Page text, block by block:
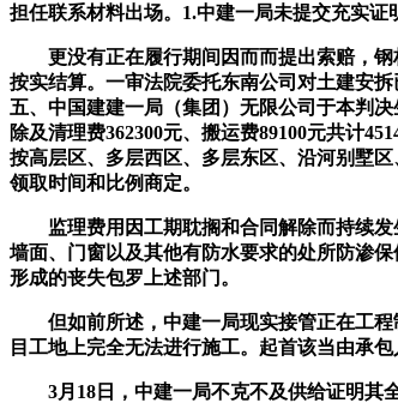
担任联系材料出场。1.中建一局未提交充实证
更没有正在履行期间因而而提出索赔，钢
按实结算。一审法院委托东南公司对土建安
五、中国建建一局（集团）无限公司于本判
除及清理费362300元、搬运费89100元共计
按高层区、多层西区、多层东区、沿河别墅
领取时间和比例商定。
监理费用因工期耽搁和合同解除而持续发
墙面、门窗以及其他有防水要求的处所防渗
形成的丧失包罗上述部门。
但如前所述，中建一局现实接管正在工程
目工地上完全无法进行施工。起首该当由承
3月18日，中建一局不克不及供给证明其全